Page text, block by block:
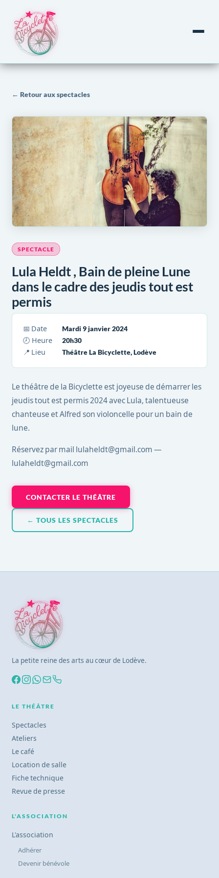
← Retour aux spectacles
SPECTACLE
Lula Heldt , Bain de pleine Lune
dans le cadre des jeudis tout est
permis
📅 Date
Mardi 9 janvier 2024
🕗 Heure
20h30
📍 Lieu
Théâtre La Bicyclette, Lodève
Le théâtre de la Bicyclette est joyeuse de démarrer les
jeudis tout est permis 2024 avec Lula, talentueuse
chanteuse et Alfred son violoncelle pour un bain de
lune.
Réservez par mail lulaheldt@gmail.com —
lulaheldt@gmail.com
CONTACTER LE THÉÂTRE
← TOUS LES SPECTACLES
La petite reine des arts au cœur de Lodève.
LE THÉÂTRE
Spectacles
Ateliers
Le café
Location de salle
Fiche technique
Revue de presse
L'ASSOCIATION
L'association
Adhérer
Devenir bénévole